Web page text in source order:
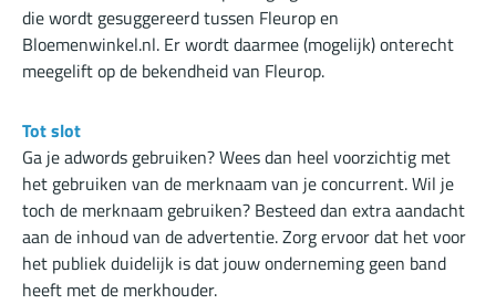
die wordt gesuggereerd tussen Fleurop en
Bloemenwinkel.nl. Er wordt daarmee (mogelijk) onterecht
meegelift op de bekendheid van Fleurop.
Tot slot
Ga je adwords gebruiken? Wees dan heel voorzichtig met
het gebruiken van de merknaam van je concurrent. Wil je
toch de merknaam gebruiken? Besteed dan extra aandacht
aan de inhoud van de advertentie. Zorg ervoor dat het voor
het publiek duidelijk is dat jouw onderneming geen band
heeft met de merkhouder.